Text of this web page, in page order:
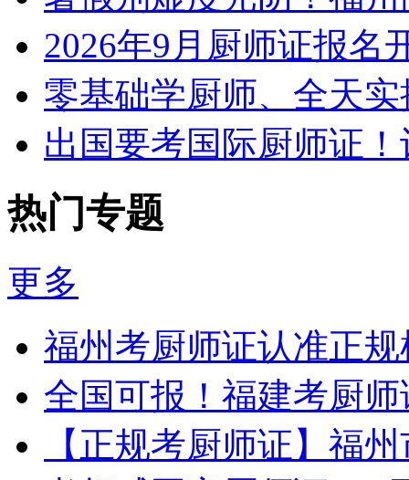
2026年9月厨师证报名
零基础学厨师、全天
出国要考国际厨师证
热门专题
更多
福州考厨师证认准正
全国可报！福建考厨
【正规考厨师证】福